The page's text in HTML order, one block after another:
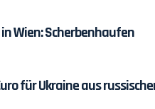
Wien: Scherbenhaufen
für Ukraine aus